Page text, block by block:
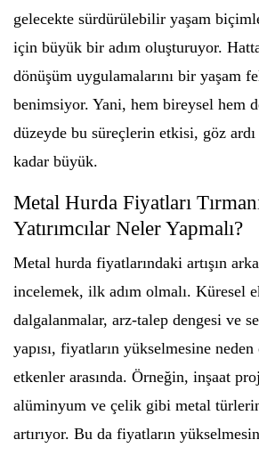
gelecekte sürdürülebilir yaşam
için büyük bir adım oluşturuyor.
dönüşüm uygulamalarını bir yaşam
benimsiyor. Yani, hem bireysel hem
düzeyde bu süreçlerin etkisi, göz
kadar büyük.
Metal Hurda Fiyatları
Yatırımcılar Neler Yapmalı?
Metal hurda fiyatlarındaki artışın
incelemek, ilk adım olmalı. Küresel
dalgalanmalar, arz-talep dengesi ve
yapısı, fiyatların yükselmesine neden
etkenler arasında. Örneğin, inşaat
alüminyum ve çelik gibi metal
artırıyor. Bu da fiyatların